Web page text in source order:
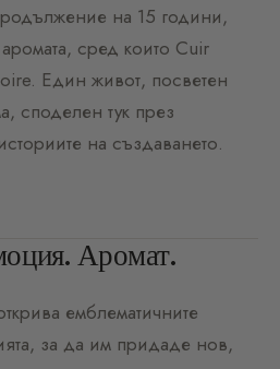
на 15 години,
сред които Cuir
Един живот, посветен
споделен тук през
на създаването.
Аромат.
емблематичните
за да им придаде нов,